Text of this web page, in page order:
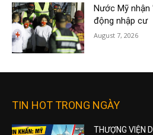
Nước Mỹ nhận
động nhập cư
August 7, 2026
TIN HOT TRONG NGÀY
THƯỢNG VIỆN